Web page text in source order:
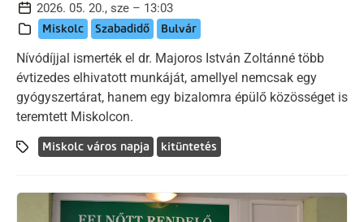
2026. 05. 20., sze – 13:03
Miskolc Szabadidő Bulvár
Nívódíjjal ismerték el dr. Majoros István Zoltánné több
évtizedes elhivatott munkáját, amellyel nemcsak egy
gyógyszertárat, hanem egy bizalomra épülő közösséget is
teremtett Miskolcon.
Miskolc város napja kitüntetés